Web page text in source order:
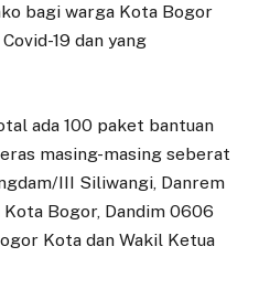
bagi warga Kota Bogor
19 dan yang
ada 100 paket bantuan
masing-masing seberat
III Siliwangi, Danrem
Bogor, Dandim 0606
Kota dan Wakil Ketua